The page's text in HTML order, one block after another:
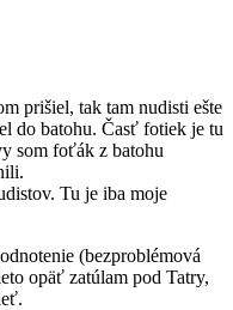
prišiel, tak tam nudisti ešte
do batohu. Časť fotiek je tu
som foťák z batohu
Tu je iba moje
(bezproblémová
opäť zatúlam pod Tatry,